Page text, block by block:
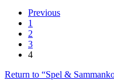
Previous
1
2
3
4
Return to “Spel &